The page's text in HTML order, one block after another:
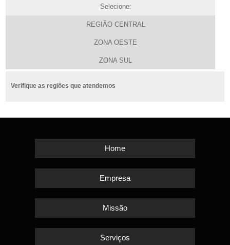
Selecione:
REGIÃO CENTRAL
ZONA OESTE
ZONA SUL
Verifique as regiões que atendemos
Home
Empresa
Missão
Serviços